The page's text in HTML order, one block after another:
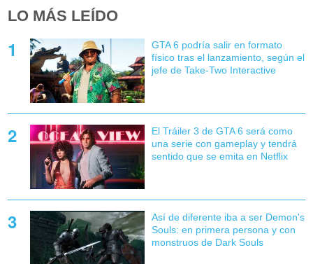
LO MÁS LEÍDO
GTA 6 podría salir en formato
físico tras el lanzamiento, según el
jefe de Take-Two Interactive
El Tráiler 3 de GTA 6 será como
una serie con gameplay y tendrá
sentido que se emita en Netflix
Así de diferente iba a ser Demon's
Souls: en primera persona y con
monstruos de Dark Souls